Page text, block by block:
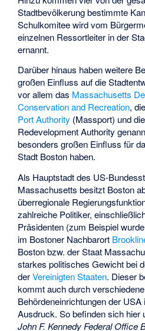
Stadtbevölkerung bestimmte
Schulkomitee wird vom
einzelnen Ressortleiter in der
ernannt.
Darüber hinaus haben weitere
großen Einfluss auf die
vor allem das Massachusetts
Conservation and Recreation, die
Port Authority (Massport) und die
Redevelopment Authority
besonders großen Einfluss für
Stadt Boston haben.
Als Hauptstadt des US-
Massachusetts besitzt Boston
überregionale
zahlreiche Politiker,
Präsidenten (zum Beispiel
im Bostoner Nachbarort
Boston bzw. der Staat
starkes politisches Gewicht bei
derVereinigten Staaten. Dieser
kommt auch durch
Behördeneinrichtungen der
Ausdruck. So befinden sich hier
John F. Kennedy Federal Office